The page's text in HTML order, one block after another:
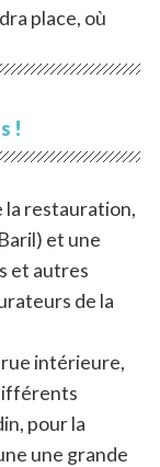
place, où
!
la restauration,
et une
et autres
de la
rue intérieure,
pour la
une grande